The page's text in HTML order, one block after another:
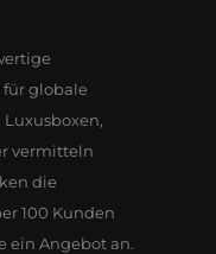
globale
vermitteln
die
100 Kunden
ein Angebot an.